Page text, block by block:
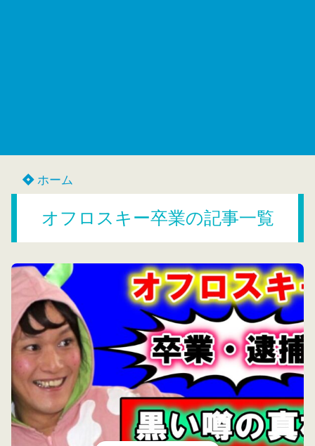
ホーム
オフロスキー卒業の記事一覧